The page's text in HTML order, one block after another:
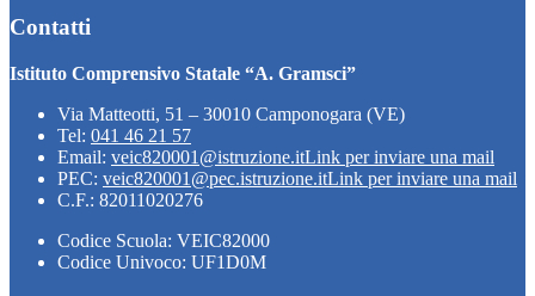
Contatti
Istituto Comprensivo Statale “A. Gramsci”
Via Matteotti, 51 – 30010 Camponogara (VE)
Tel: 041 46 21 57
Email: veic820001@istruzione.itLink per inviare una mail
PEC: veic820001@pec.istruzione.itLink per inviare una mail
C.F.: 82011020276
Codice Scuola: VEIC82000
Codice Univoco: UF1D0M